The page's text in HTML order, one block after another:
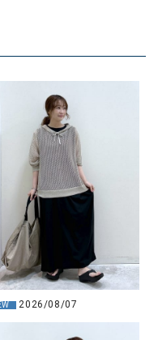
2026/08/07